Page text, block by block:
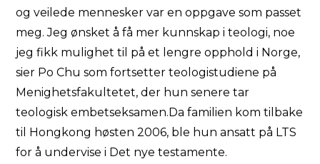
og veilede mennesker var en oppgave som passet
meg. Jeg ønsket å få mer kunnskap i teologi, noe
jeg fikk mulighet til på et lengre opphold i Norge,
sier Po Chu som fortsetter teologistudiene på
Menighetsfakultetet, der hun senere tar
teologisk embetseksamen.Da familien kom tilbake
til Hongkong høsten 2006, ble hun ansatt på LTS
for å undervise i Det nye testamente.